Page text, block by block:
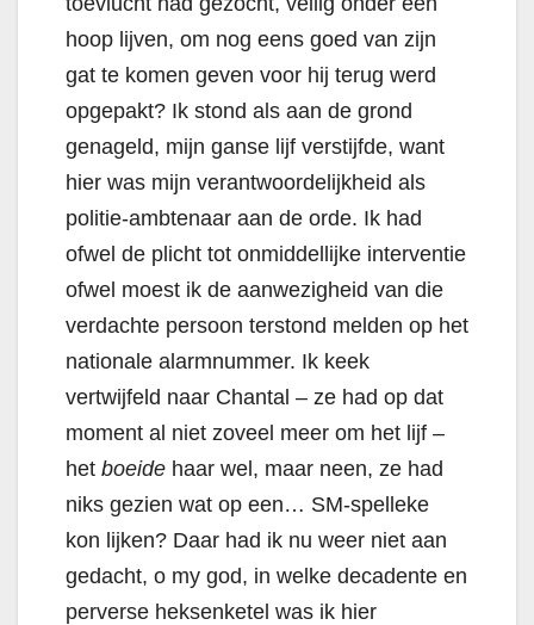
hoop lijven, om nog eens goed van zijn
gat te komen geven voor hij terug werd
opgepakt? Ik stond als aan de grond
genageld, mijn ganse lijf verstijfde, want
hier was mijn verantwoordelijkheid als
politie-ambtenaar aan de orde. Ik had
ofwel de plicht tot onmiddellijke interventie
ofwel moest ik de aanwezigheid van die
verdachte persoon terstond melden op het
nationale alarmnummer. Ik keek
vertwijfeld naar Chantal – ze had op dat
moment al niet zoveel meer om het lijf –
het boeide haar wel, maar neen, ze had
niks gezien wat op een… SM-spelleke
kon lijken? Daar had ik nu weer niet aan
gedacht, o my god, in welke decadente en
perverse heksenketel was ik hier